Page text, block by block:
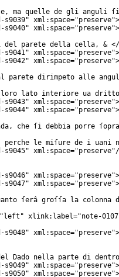
ma quelle de gli anguli
s9039" xml:space="preserve
s9040" xml:space="preserve
del parete della cella, & </
s9041" xml:space="preserve
s9042" xml:space="preserve
al parete dirimpeto alle
lato interiore ua dritto
s9043" xml:space="preserve
s9044" xml:space="preserve
che ſi debbia porre
le miſure de i uani
s9045" xml:space="preserve
s9046" xml:space="preserve
s9047" xml:space="preserve
ſerâ groſſa la
left " xlink:label="note-
s9048" xml:space="preserve
Dado nella parte di
s9049" xml:space="preserve
s9050" xml:space="preserve